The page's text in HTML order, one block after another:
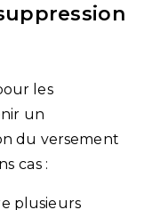
les
un
du versement
cas :
plusieurs